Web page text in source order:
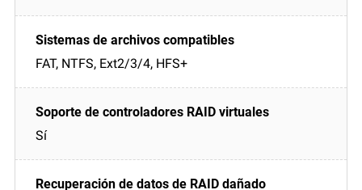
FAT, NTFS, Ext2/3/4, HFS+
Sí